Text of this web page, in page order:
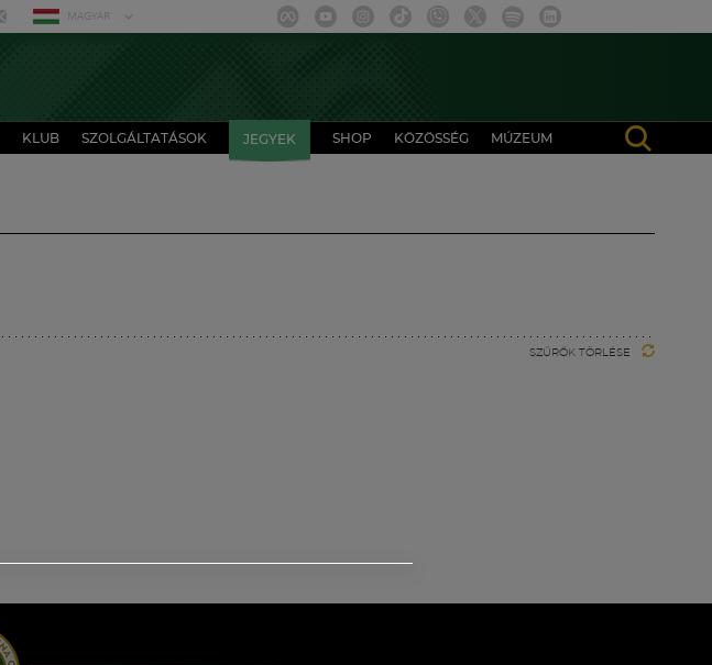
MAGYAR
KLUB SZOLGÁLTATÁSOK JEGYEK SHOP KÖZÖSSÉG MÚZEUM
SZŰRŐK TÖRLÉSE